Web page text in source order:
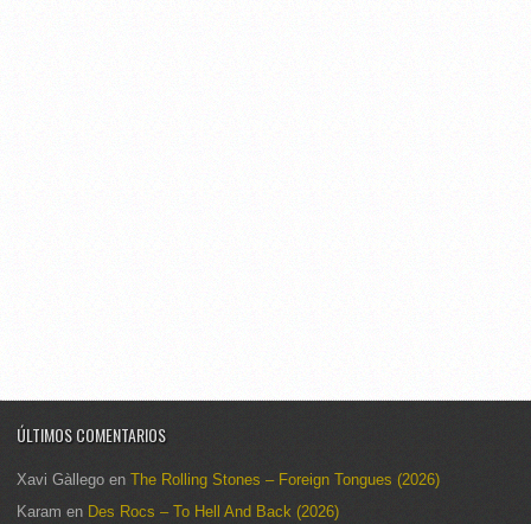
ÚLTIMOS COMENTARIOS
Xavi Gàllego en The Rolling Stones – Foreign Tongues (2026)
Karam en Des Rocs – To Hell And Back (2026)